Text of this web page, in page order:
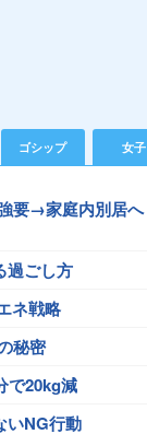
ゴシップ 女子
要→家庭内別居へ
過ごし方
ネ戦略
秘密
で20kg減
いNG行動